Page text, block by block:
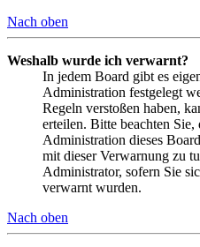
Nach oben
Weshalb wurde ich verwarnt?
In jedem Board gibt es
Administration festgelegt
Regeln verstoßen haben,
erteilen. Bitte beachten Sie,
Administration dieses
mit dieser Verwarnung zu
Administrator, sofern Sie
verwarnt wurden.
Nach oben